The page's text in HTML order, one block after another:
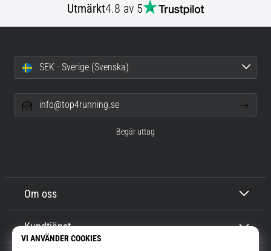
Utmärkt4.8 av 5
Om oss
Kundtjänst
SEK - Sverige (Svenska)
info@top4running.se
Begär uttag